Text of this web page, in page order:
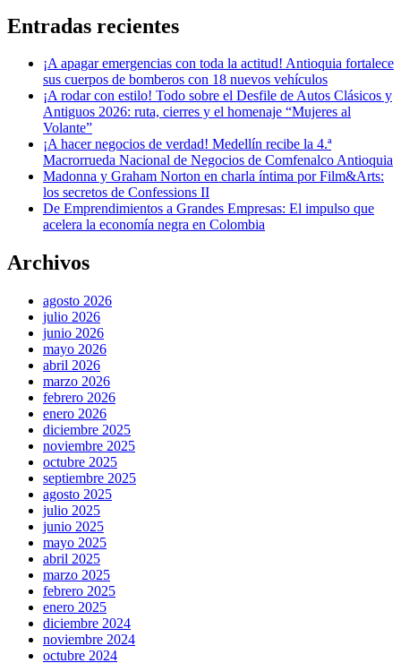
Entradas recientes
¡A apagar emergencias con toda la actitud! Antioquia fortalece
sus cuerpos de bomberos con 18 nuevos vehículos
¡A rodar con estilo! Todo sobre el Desfile de Autos Clásicos y
Antiguos 2026: ruta, cierres y el homenaje “Mujeres al
Volante”
¡A hacer negocios de verdad! Medellín recibe la 4.ª
Macrorrueda Nacional de Negocios de Comfenalco Antioquia
Madonna y Graham Norton en charla íntima por Film&Arts:
los secretos de Confessions II
De Emprendimientos a Grandes Empresas: El impulso que
acelera la economía negra en Colombia
Archivos
agosto 2026
julio 2026
junio 2026
mayo 2026
abril 2026
marzo 2026
febrero 2026
enero 2026
diciembre 2025
noviembre 2025
octubre 2025
septiembre 2025
agosto 2025
julio 2025
junio 2025
mayo 2025
abril 2025
marzo 2025
febrero 2025
enero 2025
diciembre 2024
noviembre 2024
octubre 2024